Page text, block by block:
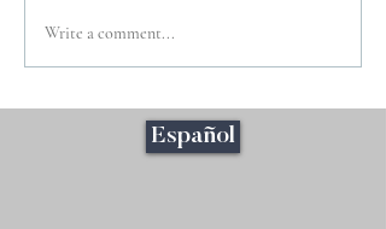
Write a comment...
Español